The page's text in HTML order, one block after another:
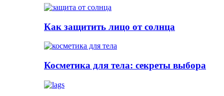
Как защитить лицо от солнца
Косметика для тела: секреты выбора